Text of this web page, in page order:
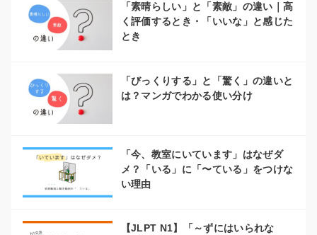
「素晴らしい」と「素敵」の違い｜高
く評価するとき・「いいな」と感じた
とき
「びっくりする」と「驚く」の違いと
は？マンガでわかる使い分け
「今、教室にいています」はなぜダ
メ？「いる」に「〜ている」をつけな
い理由
【JLPT N1】「～ずにはいられな